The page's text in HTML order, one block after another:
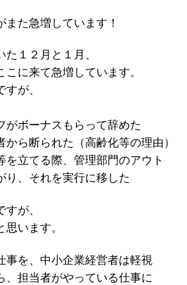
た急増しています！
１２月と１月、
に来て急増しています。
が、
がボーナスもらって辞めた
から断られた（高齢化等の理由）
を立てる際、管理部門のアウト
り、それを実行に移した
が、
います。
事を、中小企業経営者は軽視
、担当者がやっている仕事に